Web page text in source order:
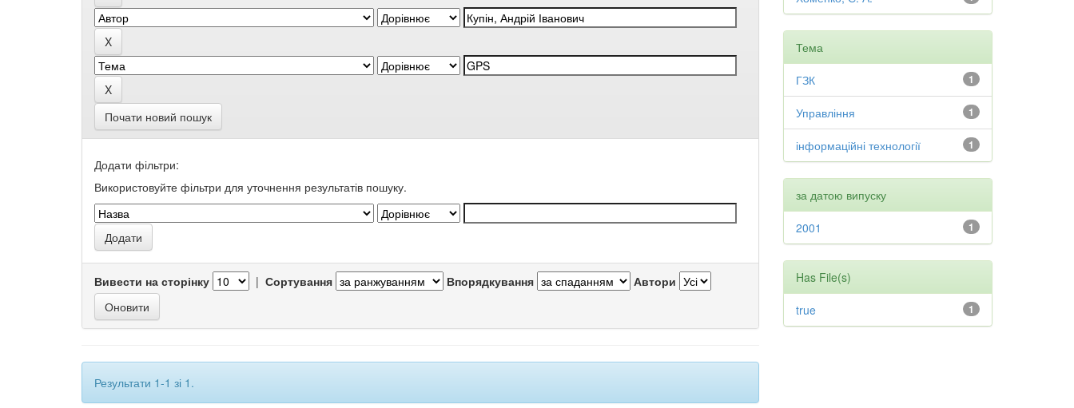
Почати новий пошук
Додати фільтри:
Використовуйте фільтри для уточнення результатів пошуку.
Вивести на сторінку | Сортування Впорядкування Автори
Результати 1-1 зі 1.
Тема
1
ГЗК
1
Управління
1
інформаційні технології
за датою випуску
1
2001
Has File(s)
1
true